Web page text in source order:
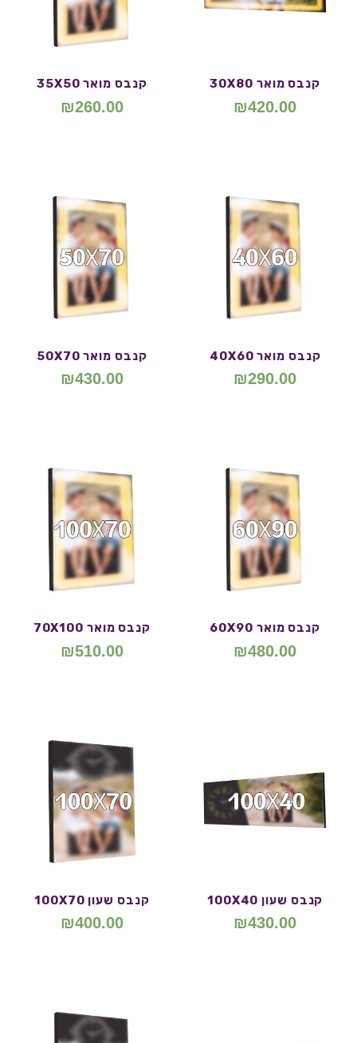
קנבס מואר 30X80
₪420.00
קנבס מואר 35X50
₪260.00
קנבס מואר 40X60
₪290.00
קנבס מואר 50X70
₪430.00
קנבס מואר 60X90
₪480.00
קנבס מואר 70X100
₪510.00
קנבס שעון 100X40
₪430.00
קנבס שעון 100X70
₪400.00